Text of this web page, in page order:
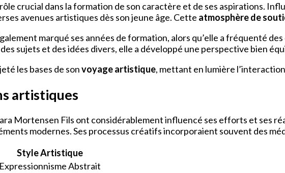
crucial dans la formation de son caractère et de ses aspirations.
avenues artistiques dès son jeune âge. Cette atmosphère de
marqué ses années de formation, alors qu’elle a fréquenté
sujets et des idées divers, elle a développé une perspective bien
les bases de sonvoyage artistique, mettant en lumière
artistiques
Mortensen Fils ont considérablement influencé ses efforts et ses
modernes. Ses processus créatifs incorporaient souvent des
Style Artistique
Expressionnisme Abstrait